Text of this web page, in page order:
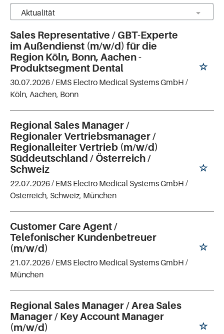
Sales Representative / GBT-Experte
im Außendienst (m/w/d) für die
Region Köln, Bonn, Aachen -
Produktsegment Dental
30.07.2026 / EMS Electro Medical Systems GmbH /
Köln, Aachen, Bonn
Regional Sales Manager /
Regionaler Vertriebsmanager /
Regionalleiter Vertrieb (m/w/d)
Süddeutschland / Österreich /
Schweiz
22.07.2026 / EMS Electro Medical Systems GmbH /
Österreich, Schweiz, München
Customer Care Agent /
Telefonischer Kundenbetreuer
(m/w/d)
21.07.2026 / EMS Electro Medical Systems GmbH /
München
Regional Sales Manager / Area Sales
Manager / Key Account Manager
(m/w/d)